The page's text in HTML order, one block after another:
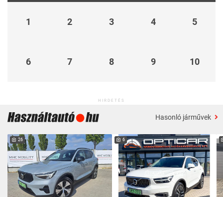
1 2 3 4 5
6 7 8 9 10
HIRDETÉS
Hasonló járművek
26 6